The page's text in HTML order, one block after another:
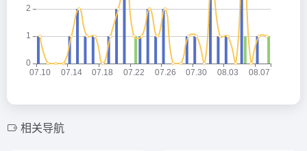
相关导航